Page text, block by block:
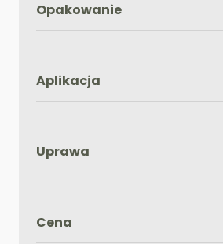
Opakowanie
Aplikacja
Uprawa
Cena